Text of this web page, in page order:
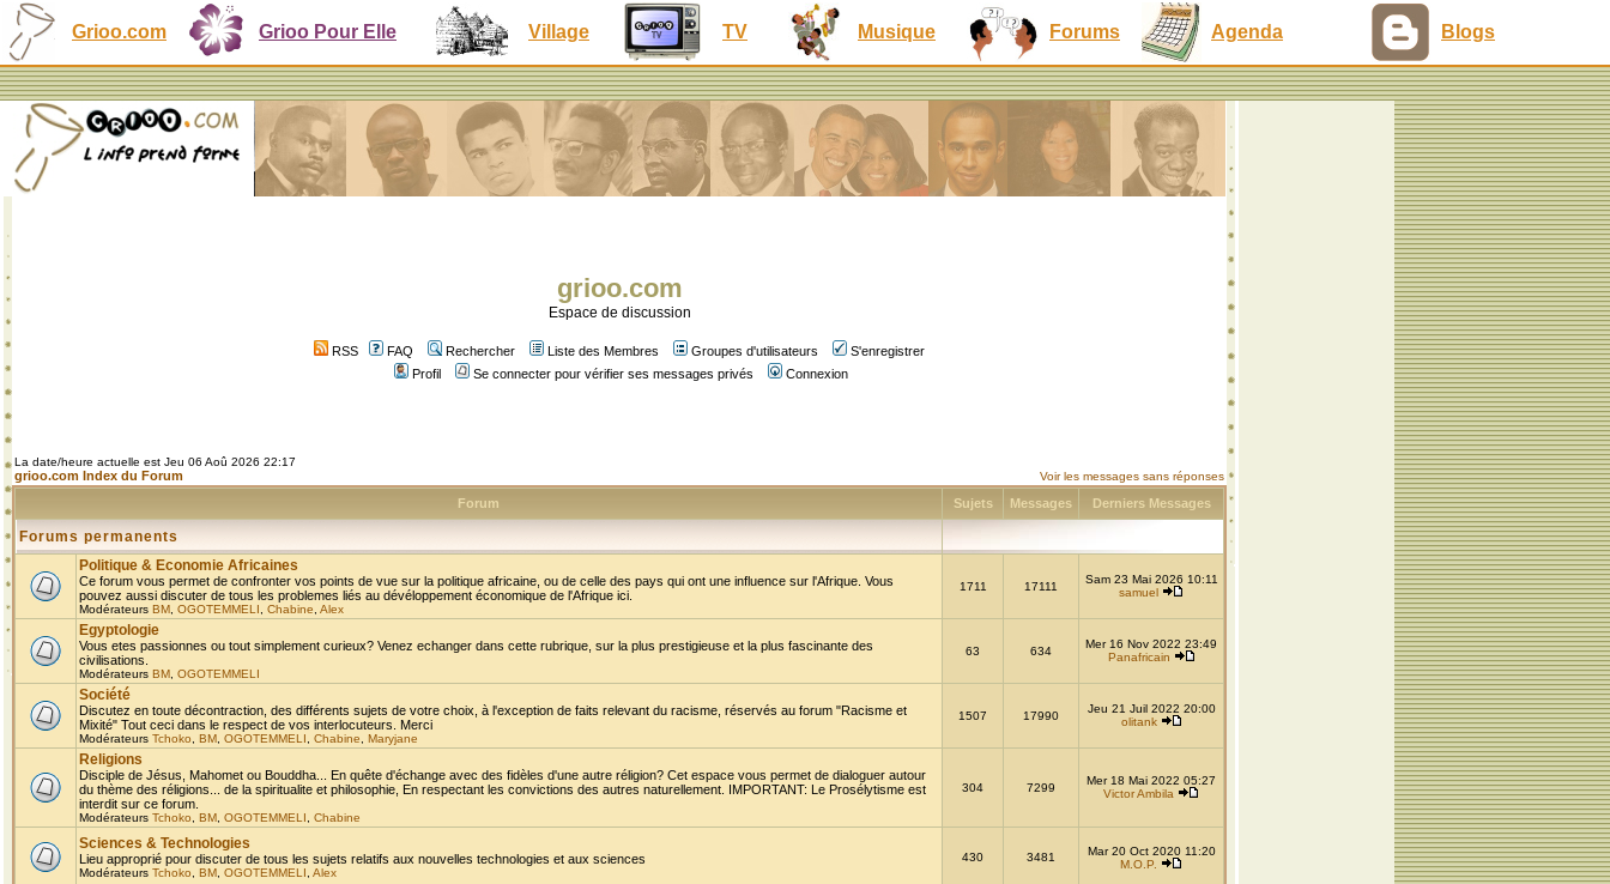
Grioo.com Grioo Pour Elle Village TV Musique Forums Agenda Blogs
grioo.com
Espace de discussion
RSS FAQ Rechercher Liste des Membres Groupes d'utilisateurs
S'enregistrer
Profil
Se connecter pour vérifier ses messages privés Connexion
La date/heure actuelle est Jeu 06 Aoû 2026 22:17
grioo.com Index du Forum Voir les messages sans réponses
Forum Sujets Messages Derniers Messages
Forums permanents
Politique & Economie Africaines
Ce forum vous permet de confronter vos points de vue sur la politique africaine, ou de celle des pays qui ont une influence sur l'Afrique. Vous
pouvez aussi discuter de tous les problemes liés au dévéloppement économique de l'Afrique ici.
Modérateurs BM OGOTEMMELI Chabine Alex
1711 17111
Sam 23 Mai 2026 10:11
samuel
Egyptologie
Vous etes passionnes ou tout simplement curieux? Venez echanger dans cette rubrique, sur la plus prestigieuse et la plus fascinante des
civilisations.
Modérateurs BM OGOTEMMELI
63 634
Mer 16 Nov 2022 23:49
Panafricain
Société
Discutez en toute décontraction, des différents sujets de votre choix, à l'exception de faits relevant du racisme, réservés au forum "Racisme et
Mixité" Tout ceci dans le respect de vos interlocuteurs. Merci
Modérateurs Tchoko BM OGOTEMMELI Chabine Maryjane
1507 17990
Jeu 21 Juil 2022 20:00
olitank
Religions
Disciple de Jésus, Mahomet ou Bouddha... En quête d'échange avec des fidèles d'une autre réligion? Cet espace vous permet de dialoguer autour
du thème des réligions... de la spiritualite et philosophie, En respectant les convictions des autres naturellement. IMPORTANT: Le Prosélytisme est
interdit sur ce forum.
Modérateurs Tchoko BM OGOTEMMELI Chabine
304 7299
Mer 18 Mai 2022 05:27
Victor Ambila
Sciences & Technologies
Lieu approprié pour discuter de tous les sujets relatifs aux nouvelles technologies et aux sciences
Modérateurs Tchoko BM OGOTEMMELI Alex
430 3481
Mar 20 Oct 2020 11:20
M.O.P.